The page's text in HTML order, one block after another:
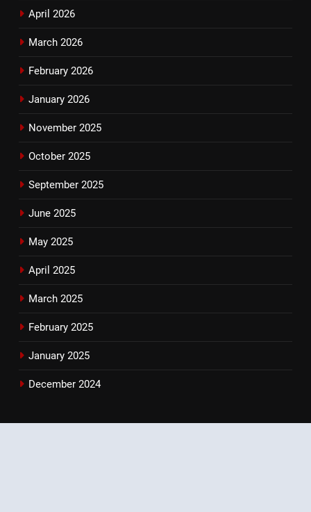
April 2026
March 2026
February 2026
January 2026
November 2025
October 2025
September 2025
June 2025
May 2025
April 2025
March 2025
February 2025
January 2025
December 2024